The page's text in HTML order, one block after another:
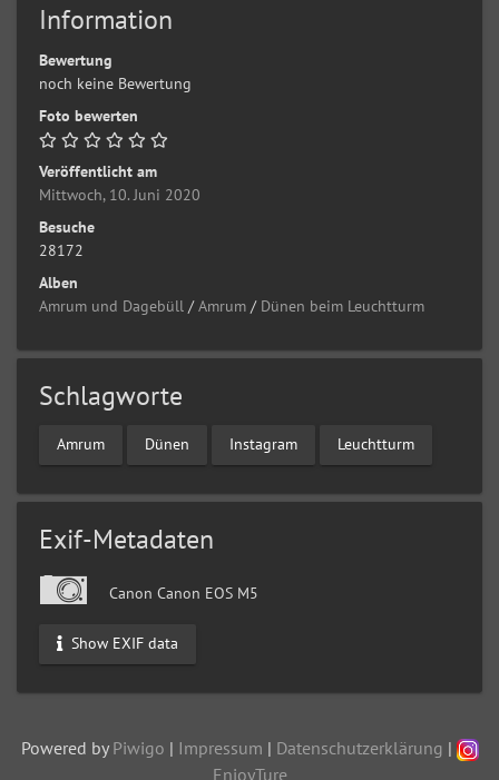
Information
Bewertung
noch keine Bewertung
Foto bewerten
Veröffentlicht am
Mittwoch, 10. Juni 2020
Besuche
28172
Alben
Amrum und Dagebüll /Amrum / Dünen beim Leuchtturm
Schlagworte
Amrum Dünen Instagram Leuchtturm
Exif-Metadaten
Canon Canon EOS M5
Show EXIF data
Powered by Piwigo | Impressum | Datenschutzerklärung |
EnjoyTure